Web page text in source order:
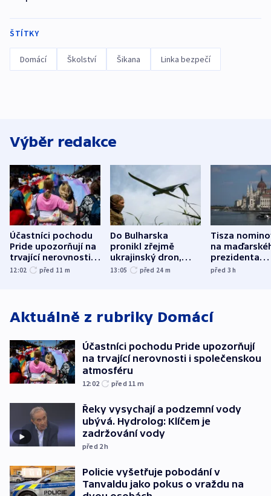
ŠTÍTKY
Domácí Školství Šikana Linka bezpečí
Výběr redakce
Účastníci pochodu
Pride upozorňují na
trvající nerovnosti i
společenskou
12:02 před 11 m
Do Bulharska
pronikl zřejmě
ukrajinský dron,
explodoval kilometr
13:05 před 24 m
Tisza
na
prezidenta
bývalého
před 3h
Aktuálně z rubriky Domácí
Účastníci pochodu Pride upozorňují
na trvající nerovnosti i společenskou
atmosféru
12:02 před 11 m
Řeky vysychají a podzemní vody
ubývá. Hydrolog: Klíčem je
zadržování vody
před 2h
Policie vyšetřuje pobodání v
Tanvaldu jako pokus o vraždu na